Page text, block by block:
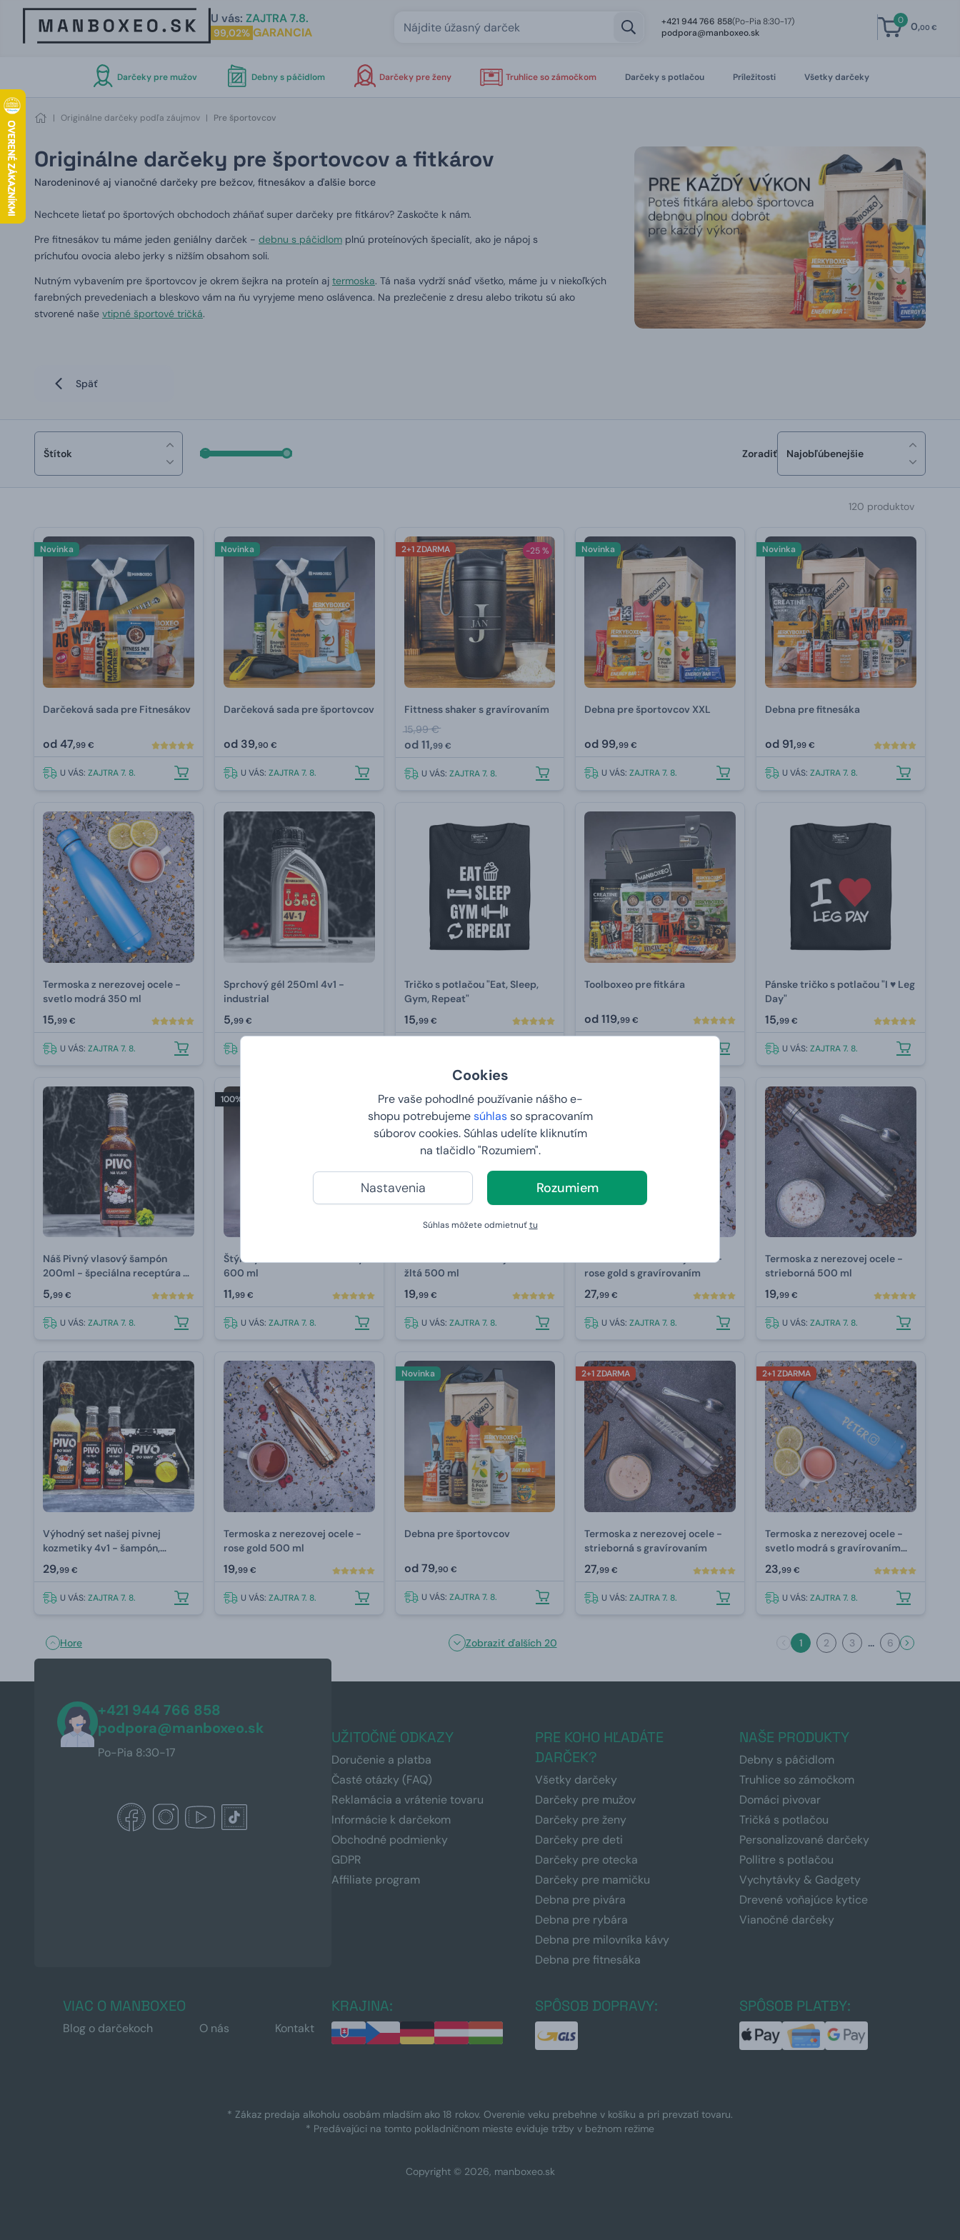
Cookies
Pre vaše pohodlné používanie nášho e-
shopu potrebujemesúhlasso spracovaním
súborov cookies. Súhlas udelíte kliknutím
na tlačidlo "Rozumiem".
Nastavenia Rozumiem
Súhlas môžete odmietnuťtu
U vás: ZAJTRA 7.8.
99,02% GARANCIA
+421 944 766 858(Po-Pia 8:30-17)
podpora@manboxeo.sk
0 0,00 €
Darčeky pre mužov Debny s páčidlom Darčeky pre ženy Truhlice so zámočkom Darčeky s potlačou Príležitosti Všetky darčeky
| Originálne darčeky podľa záujmov | Pre športovcov
Originálne darčeky pre športovcov a fitkárov
Narodeninové aj vianočné darčeky pre bežcov, fitnesákov a ďalšie borce
Nechcete lietať po športových obchodoch zháňať super darčeky pre fitkárov? Zaskočte k nám.
Pre fitnesákov tu máme jeden geniálny darček - debnu s páčidlom plnú proteínových špecialít, ako je nápoj s
príchuťou ovocia alebo jerky s nižším obsahom soli.
Nutným vybavením pre športovcov je okrem šejkra na proteín aj termoska. Tá naša vydrží snáď všetko, máme ju v niekoľkých
farebných prevedeniach a bleskovo vám na ňu vyryjeme meno oslávenca. Na prezlečenie z dresu alebo trikotu sú ako
stvorené naše vtipné športové tričká.
Späť
Štítok Zoradiť Najobľúbenejšie
120 produktov
Novinka
Darčeková sada pre Fitnesákov
od47,99 €
U VÁS: ZAJTRA 7. 8.
Novinka
Darčeková sada pre športovcov
od 39,90 €
U VÁS: ZAJTRA 7. 8.
-25 %
2+1 ZDARMA
Fittness shaker s gravírovaním
15,99 €
od11,99 €
U VÁS: ZAJTRA 7. 8.
Novinka
Debna pre športovcov XXL
od 99,99 €
U VÁS:ZAJTRA 7. 8.
Novinka
Debna pre fitnesáka
od 91,99 €
U VÁS:ZAJTRA 7. 8.
Termoska z nerezovej ocele -
svetlo modrá 350 ml
15,99 €
U VÁS: ZAJTRA 7. 8.
Sprchový gél 250ml 4v1 -
industrial
5,99 €
Tričko s potlačou "Eat, Sleep,
Gym, Repeat"
15,99 €
Toolboxeo pre fitkára
od119,99 €
Pánske tričko s potlačou "I ♥️ Leg
Day"
15,99 €
U VÁS:ZAJTRA 7. 8.
Náš Pivný vlasový šampón
200ml - špeciálna receptúra ​​z
pivných kvasníc a chmeľu
5,99 €
U VÁS: ZAJTRA 7. 8.
100% TOP
Štýlový shaker v tvare bomby
600 ml
11,99 €
U VÁS: ZAJTRA 7. 8.
žltá 500 ml
19,99 €
U VÁS: ZAJTRA 7. 8.
2+1 ZDARMA
Termoska z nerezovej ocele -
rose gold s gravírovaním
27,99 €
U VÁS:ZAJTRA 7. 8.
Termoska z nerezovej ocele -
strieborná 500 ml
19,99 €
U VÁS:ZAJTRA 7. 8.
Výhodný set našej pivnej
kozmetiky 4v1 - šampón,
sprchový gél, pena a šumivé
bomby
29,99 €
U VÁS: ZAJTRA 7. 8.
Termoska z nerezovej ocele -
rose gold 500 ml
19,99 €
U VÁS: ZAJTRA 7. 8.
Novinka
Debna pre športovcov
od79,90 €
U VÁS: ZAJTRA 7. 8.
2+1 ZDARMA
Termoska z nerezovej ocele -
strieborná s gravírovaním
27,99 €
U VÁS:ZAJTRA 7. 8.
2+1 ZDARMA
Termoska z nerezovej ocele -
svetlo modrá s gravírovaním
350 ml
23,99 €
U VÁS:ZAJTRA 7. 8.
Hore Zobraziť ďalších 20 1 2 3 ... 6
+421 944 766 858
podpora@manboxeo.sk
Po-Pia 8:30-17
UŽITOČNÉ ODKAZY
Doručenie a platba
Časté otázky (FAQ)
Reklamácia a vrátenie tovaru
Informácie k darčekom
Obchodné podmienky
GDPR
Affiliate program
PRE KOHO HĽADÁTE
DARČEK?
Všetky darčeky
Darčeky pre mužov
Darčeky pre ženy
Darčeky pre deti
Darčeky pre otecka
Darčeky pre mamičku
Debna pre pivára
Debna pre rybára
Debna pre milovníka kávy
Debna pre fitnesáka
NAŠE PRODUKTY
Debny s páčidlom
Truhlice so zámočkom
Domáci pivovar
Tričká s potlačou
Personalizované darčeky
Pollitre s potlačou
Vychytávky & Gadgety
Drevené voňajúce kytice
Vianočné darčeky
VIAC O MANBOXEO
Blog o darčekoch O nás Kontakt
KRAJINA: SPÔSOB DOPRAVY: SPÔSOB PLATBY:
* Zákaz predaja alkoholu osobám mladším ako 18 rokov. Overenie veku prebehne v košíku a pri prevzatí tovaru.
* Predávajúci na tomto pokladničnom mieste eviduje tržby v bežnom režime
Copyright © 2026, manboxeo.sk